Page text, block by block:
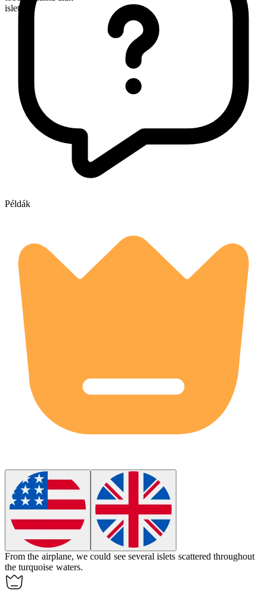
islets
Példák
From the airplane, we could see severalislets scattered throughout
the turquoise waters.